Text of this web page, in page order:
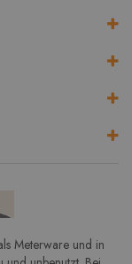
Meterware und in